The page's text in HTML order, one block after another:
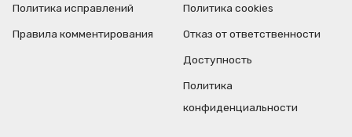
Политика исправлений
Правила комментирования
Политика cookies
Отказ от ответственности
Доступность
Политика
конфиденциальности